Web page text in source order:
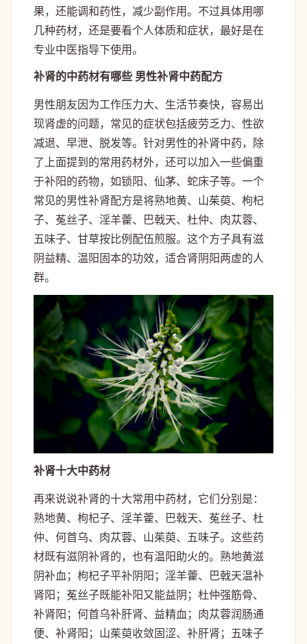
果，还能调和药性，减少副作用。不过具体用哪
几种药材，还是要看个人体质和症状，最好是在
专业中医指导下使用。
补肾的中药材有哪些 男性补肾中药配方
男性朋友因为工作压力大、生活节奏快，容易出
现肾虚的问题，常见的症状包括疲劳乏力、性欲
减退、早泄、脱发等。针对男性的补肾中药，除
了上面提到的常用药材外，还可以加入一些偏重
于补阳的药物，如锁阳、仙茅、蛇床子等。一个
常见的男性补肾配方是将熟地黄、山茱萸、枸杞
子、菟丝子、淫羊藿、巴戟天、杜仲、肉苁蓉、
五味子、甘草按比例配伍煎服。这个方子具有滋
阴益精、温阳固本的功效，适合肾阴阳两虚的人
群。
补肾十大中药材
再来说说补肾的十大常用中药材，它们分别是：
熟地黄、枸杞子、淫羊藿、巴戟天、菟丝子、杜
仲、何首乌、肉苁蓉、山茱萸、五味子。这些药
材既有滋阴补肾的，也有温阳助火的。熟地黄滋
阴补血；枸杞子平补阴阳；淫羊藿、巴戟天温补
肾阳；菟丝子既能补阳又能益阴；杜仲强筋骨、
补肾阳；何首乌补肝肾、益精血；肉苁蓉润肠通
便、补肾阳；山茱萸收敛固涩、补肝肾；五味子